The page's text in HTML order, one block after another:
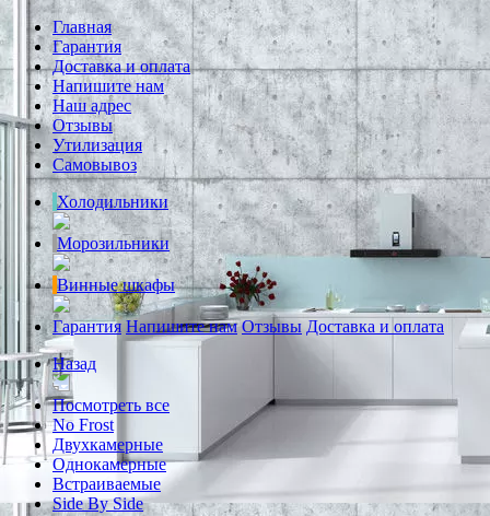
Главная
Гарантия
Доставка и оплата
Напишите нам
Наш адрес
Отзывы
Утилизация
Самовывоз
Холодильники
Морозильники
Винные шкафы
Гарантия Напишите нам Отзывы Доставка и оплата
Назад
Посмотреть все
No Frost
Двухкамерные
Однокамерные
Встраиваемые
Side By Side